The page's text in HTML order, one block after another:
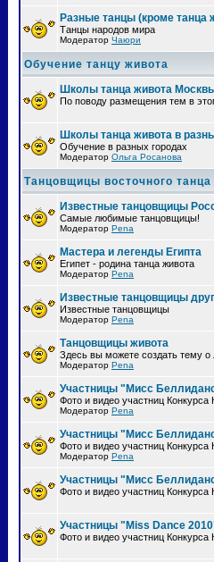
Разные танцы (кроме танца
Танцы народов мира
Модератор Чаюри
Обучение танцу живота
Школы танца живота
По поводу размещения тем в
Школы танца живота в
Обучение в разных городах
Модератор Ольга Росанова
Танцовщицы восточного танца
Известные танцовщицы
Самые любимые танцовщицы!
Модератор Pena
Мастера и легенды Египта
Египет - родина танца живота
Модератор Pena
Известные танцовщицы
Известные танцовщицы
Модератор Pena
Танцовщицы живота
Здесь вы можете создать тему
Модератор Pena
Участницы "Мисс
Фото и видео участниц
Модератор Pena
Участницы "Мисс
Фото и видео участниц
Модератор Pena
Участницы "Мисс
Фото и видео участниц
Участницы "Miss Dance
Фото и видео участниц